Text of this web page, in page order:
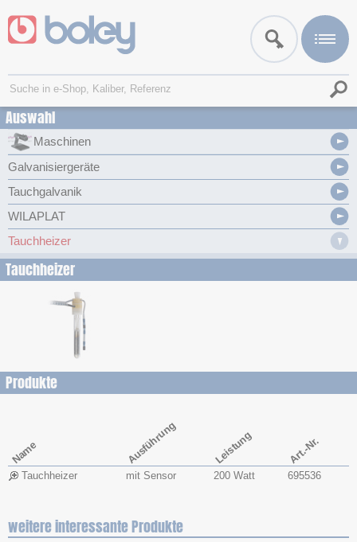
Auswahl
Maschinen
Galvanisiergeräte
Tauchgalvanik
WILAPLAT
Tauchheizer
Tauchheizer
Produkte
Name Ausführung Leistung Art.-Nr.
Tauchheizer mit Sensor 200 Watt 695536
weitere interessante Produkte